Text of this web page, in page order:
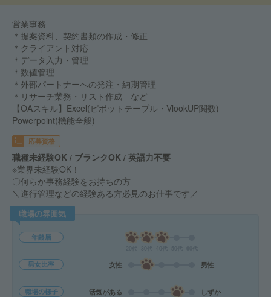
営業事務
＊提案資料、契約書類の作成・修正
＊クライアント対応
＊データ入力・管理
＊数値管理
＊外部パートナーへの発注・納期管理
＊リサーチ業務・リスト作成 など
【OAスキル】Excel(ピボットテーブル・VlookUP関数)
Powerpoint(機能全般)
応募資格
職種未経験OK / ブランクOK / 英語力不要
※業界未経験OK！
〇何らか事務経験をお持ちの方
＼進行管理などの経験ある方必見のお仕事です／
職場の雰囲気
年齢層
男女比率 女性 男性
職場の様子 活気がある しずか